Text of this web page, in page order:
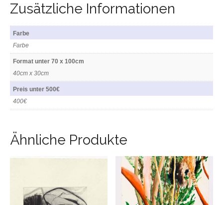
Zusätzliche Informationen
Farbe
Farbe
Format unter 70 x 100cm
40cm x 30cm
Preis unter 500€
400€
Ähnliche Produkte